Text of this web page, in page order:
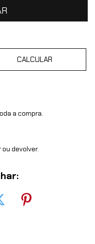
CALCULAR
a compra.
devolver.